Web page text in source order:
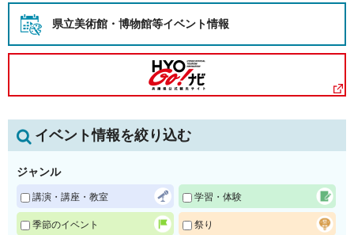
県立美術館・博物館等イベント情報
イベント情報を絞り込む
ジャンル
講演・講座・教室 学習・体験
季節のイベント 祭り